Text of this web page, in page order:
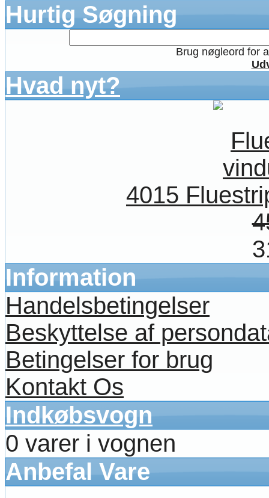
Hurtig Søgning
Brug nøgleord for
Hvad nyt?
4015
Information
Handelsbetingelser
Beskyttelse af
Betingelser for brug
Kontakt Os
Indkøbsvogn
0 varer i vognen
Anbefal Vare